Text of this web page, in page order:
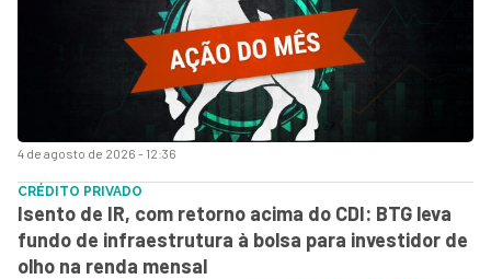
4 de agosto de 2026 - 12:36
CRÉDITO PRIVADO
Isento de IR, com retorno acima do CDI: BTG leva
fundo de infraestrutura à bolsa para investidor de
olho na renda mensal